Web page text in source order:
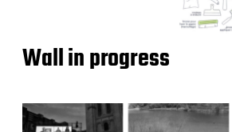
Wall in progress